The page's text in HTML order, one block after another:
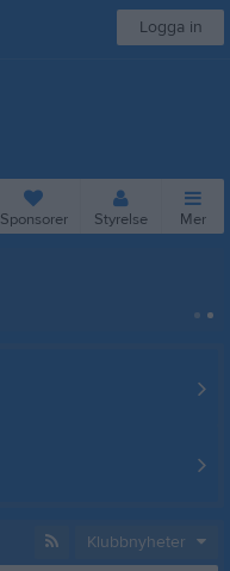
Logga in
Sponsorer Styrelse Mer
Klubbnyheter